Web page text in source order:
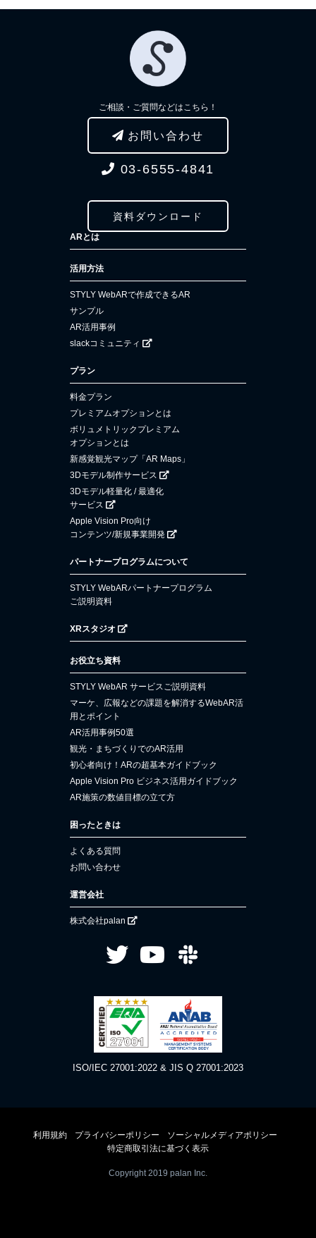
ご相談・ご質問などはこちら！
お問い合わせ
03-6555-4841
資料ダウンロード
ARとは
活用方法
STYLY WebARで作成できるAR
サンプル
AR活用事例
slackコミュニティ
プラン
料金プラン
プレミアムオプションとは
ボリュメトリックプレミアム
オプションとは
新感覚観光マップ「AR Maps」
3Dモデル制作サービス
3Dモデル軽量化 / 最適化
サービス
Apple Vision Pro向け
コンテンツ/新規事業開発
パートナープログラムについて
STYLY WebARパートナープログラム
ご説明資料
XRスタジオ
お役立ち資料
STYLY WebAR サービスご説明資料
マーケ、広報などの課題を解消するWebAR活
用とポイント
AR活用事例50選
観光・まちづくりでのAR活用
初心者向け！ARの超基本ガイドブック
Apple Vision Pro ビジネス活用ガイドブック
AR施策の数値目標の立て方
困ったときは
よくある質問
お問い合わせ
運営会社
株式会社palan
ISO/IEC 27001:2022 & JIS Q 27001:2023
利用規約 プライバシーポリシー
ソーシャルメディアポリシー
特定商取引法に基づく表示
Copyright 2019 palan Inc.